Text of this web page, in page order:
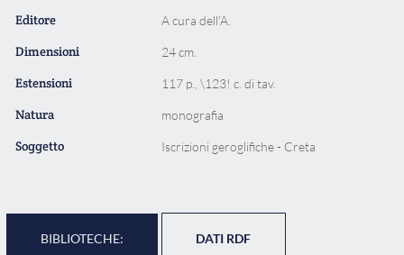
Editore A cura dell'A.
Dimensioni 24 cm.
Estensioni 117 p., \123! c. di tav.
Natura monografia
Soggetto Iscrizioni geroglifiche - Creta
BIBLIOTECHE: DATI RDF